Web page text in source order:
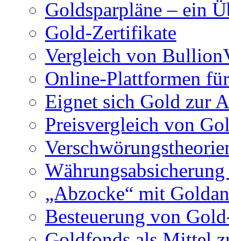
Goldsparpläne – ein
Gold-Zertifikate
Vergleich von
Online-Plattformen
Eignet sich Gold zur
Preisvergleich von
„Abzocke“ mit
Besteuerung von